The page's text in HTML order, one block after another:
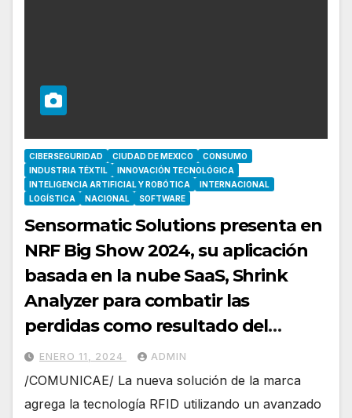
CIBERSEGURIDAD CIUDAD DE MEXICO
CONSUMO
INDUSTRIA TÉXTIL
INNOVACIÓN TECNOLÓGICA
INTELIGENCIA ARTIFICIAL Y ROBÓTICA
INTERNACIONAL
LOGÍSTICA
NACIONAL SOFTWARE
Sensormatic Solutions presenta en
NRF Big Show 2024, su aplicación
basada en la nube SaaS, Shrink
Analyzer para combatir las
perdidas como resultado del
crimen organizado (ORC) en el
retail
ENERO 11, 2024 ADMIN
/COMUNICAE/ La nueva solución de la marca
agrega la tecnología RFID utilizando un avanzado